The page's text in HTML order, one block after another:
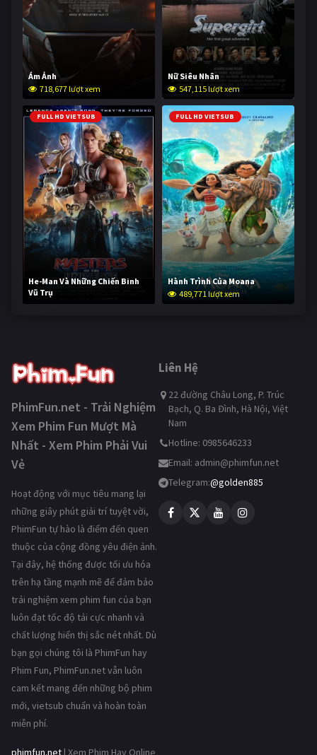
Ám Ảnh
718,677 lượt xem
Nữ Siêu Nhân
547,115 lượt xem
FULL HD VIETSUB
He-Man Và Những Chiến Binh
Vũ Trụ
238,274 lượt xem
FULL HD VIETSUB
Hành Trình Của Moana
489,771 lượt xem
PhimFun.net - Trải Nghiệm
Xem Phim Fun Mượt Mà
Nhất - Xem Phim Phải Vui
Vẻ
Hoạt động với mục tiêu mang lại
những giây phút giải trí tuyệt vời,
PhimFun tự hào là điểm đến quen
thuộc của cộng đồng yêu điện ảnh.
Tại đây, hệ thống được tối ưu hóa
trên hạ tầng mạnh mẽ để đảm bảo
trải nghiệm xem phim fun của bạn
luôn đạt tốc độ tải cực nhanh và
chất lượng hiển thị sắc nét nhất. Dù
bạn gọi chúng tôi là PhimFun hay
Phim Fun, PhimFun.net vẫn luôn
cam kết mang đến những bộ phim
mới, vietsub chuẩn và hoàn toàn
miễn phí.
phimfun.net | Xem Phim Hay Online
Liên Hệ
22 đường Châu Long, P. Trúc
Bạch, Q. Ba Đình, Hà Nội, Việt
Nam
Hotline: 0985646233
Email: admin@phimfun.net
Telegram:@golden885